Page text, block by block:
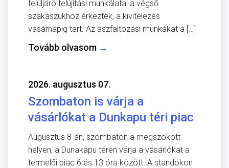
felüljáró felújítási munkálatai a végső
szakaszukhoz érkeztek, a kivitelezés
vasárnapig tart. Az aszfaltozási munkákat a […]
Tovább olvasom →
2026. augusztus 07.
Szombaton is várja a
vásárlókat a Dunkapu téri piac
Augusztus 8-án, szombaton a megszokott
helyen, a Dunakapu téren várja a vásárlókat a
termelői piac 6 és 13 óra között. A standokon